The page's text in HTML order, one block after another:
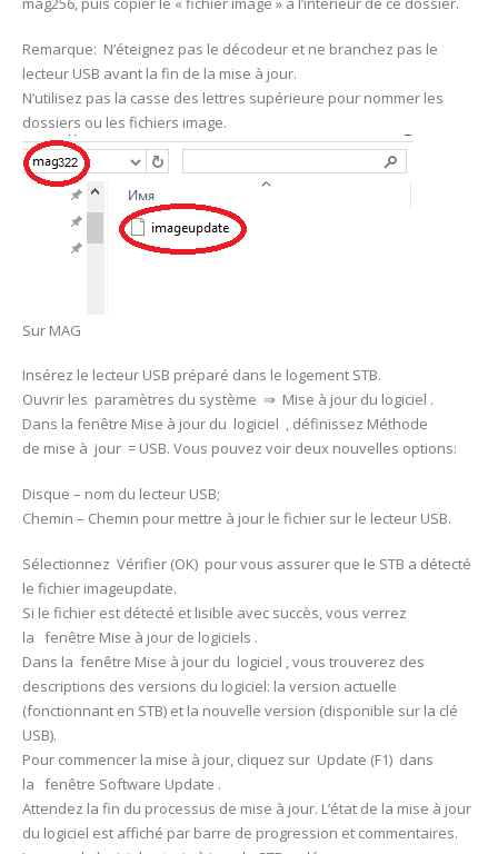
Remarque: N’éteignez pas le décodeur et ne branchez pas le
lecteur USB avant la fin de la mise à jour.
N’utilisez pas la casse des lettres supérieure pour nommer les
dossiers ou les fichiers image.
Sur MAG
Insérez le lecteur USB préparé dans le logement STB.
Ouvrir les paramètres du système ⇒ Mise à jour du logiciel .
Dans la fenêtre Mise à jour du logiciel , définissez Méthode
de mise à jour = USB. Vous pouvez voir deux nouvelles options:
Disque – nom du lecteur USB;
Chemin – Chemin pour mettre à jour le fichier sur le lecteur USB.
Sélectionnez Vérifier (OK) pour vous assurer que le STB a détecté
le fichier imageupdate.
Si le fichier est détecté et lisible avec succès, vous verrez
la fenêtre Mise à jour de logiciels .
Dans la fenêtre Mise à jour du logiciel , vous trouverez des
descriptions des versions du logiciel: la version actuelle
(fonctionnant en STB) et la nouvelle version (disponible sur la clé
USB).
Pour commencer la mise à jour, cliquez sur Update (F1) dans
la fenêtre Software Update .
Attendez la fin du processus de mise à jour. L’état de la mise à jour
du logiciel est affiché par barre de progression et commentaires.